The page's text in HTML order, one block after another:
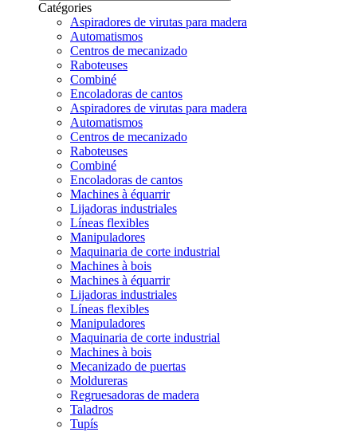
Catégories
Aspiradores de virutas para madera
Automatismos
Centros de mecanizado
Raboteuses
Combiné
Encoladoras de cantos
Aspiradores de virutas para madera
Automatismos
Centros de mecanizado
Raboteuses
Combiné
Encoladoras de cantos
Machines à équarrir
Lijadoras industriales
Líneas flexibles
Manipuladores
Maquinaria de corte industrial
Machines à bois
Machines à équarrir
Lijadoras industriales
Líneas flexibles
Manipuladores
Maquinaria de corte industrial
Machines à bois
Mecanizado de puertas
Moldureras
Regruesadoras de madera
Taladros
Tupís